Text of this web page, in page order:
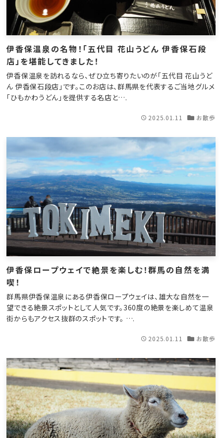
伊香保温泉の名物！「五代目 花山うどん 伊香保石段
店」を堪能してきました！
伊香保温泉を訪れるなら、ぜひ立ち寄りたいのが「五代目 花山うど
ん 伊香保石段店」です。このお店は、群馬県を代表するご当地グルメ
「ひもかわうどん」を提供する名店と….
2025.01.11 お散歩
伊香保ロープウェイで絶景を楽しむ！群馬の自然を満
喫！
群馬県伊香保温泉にある伊香保ロープウェイは、雄大な自然を一
望できる絶景スポットとして人気です。360度の絶景を楽しめて温泉
街からもアクセス抜群のスポットです。 ….
2025.01.11 お散歩